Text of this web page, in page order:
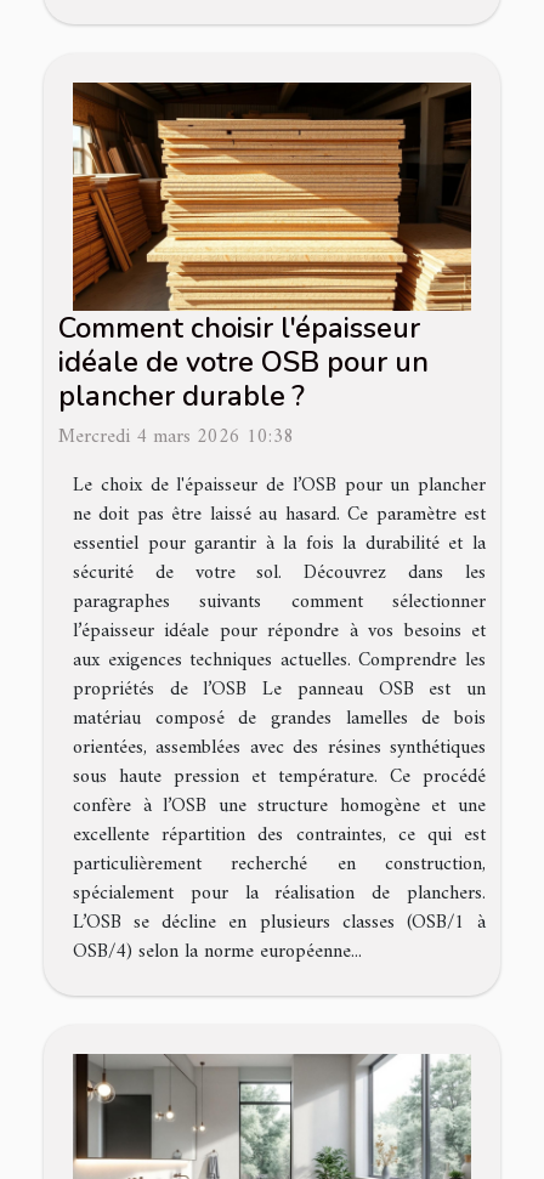
Comment choisir l'épaisseur
idéale de votre OSB pour un
plancher durable ?
Mercredi 4 mars 2026 10:38
Le choix de l'épaisseur de l’OSB pour un plancher
ne doit pas être laissé au hasard. Ce paramètre est
essentiel pour garantir à la fois la durabilité et la
sécurité de votre sol. Découvrez dans les
paragraphes suivants comment sélectionner
l’épaisseur idéale pour répondre à vos besoins et
aux exigences techniques actuelles. Comprendre les
propriétés de l’OSB Le panneau OSB est un
matériau composé de grandes lamelles de bois
orientées, assemblées avec des résines synthétiques
sous haute pression et température. Ce procédé
confère à l’OSB une structure homogène et une
excellente répartition des contraintes, ce qui est
particulièrement recherché en construction,
spécialement pour la réalisation de planchers.
L’OSB se décline en plusieurs classes (OSB/1 à
OSB/4) selon la norme européenne...